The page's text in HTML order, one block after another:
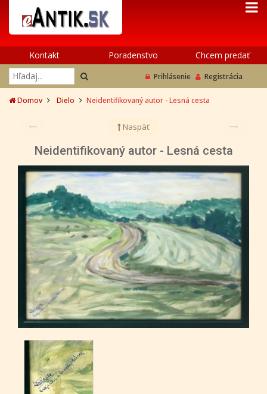
Kontakt Poradenstvo Chcem predať
Prihlásenie Registrácia
Domov Dielo Neidentifikovaný autor - Lesná cesta
Naspäť
Neidentifikovaný autor - Lesná cesta